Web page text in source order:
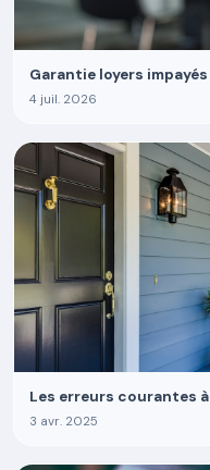
Garantie loyers
4 juil. 2026
Les erreurs courantes
3 avr. 2025